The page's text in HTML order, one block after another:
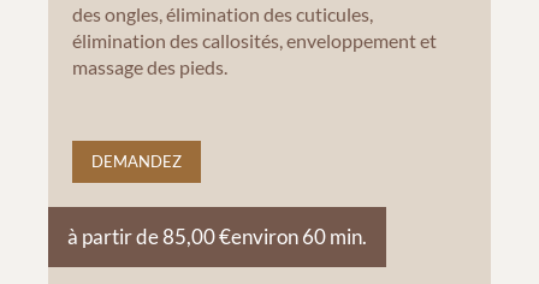
des ongles, élimination des cuticules,
élimination des callosités, enveloppement et
massage des pieds.
DEMANDEZ
à partir de 85,00 €environ 60 min.